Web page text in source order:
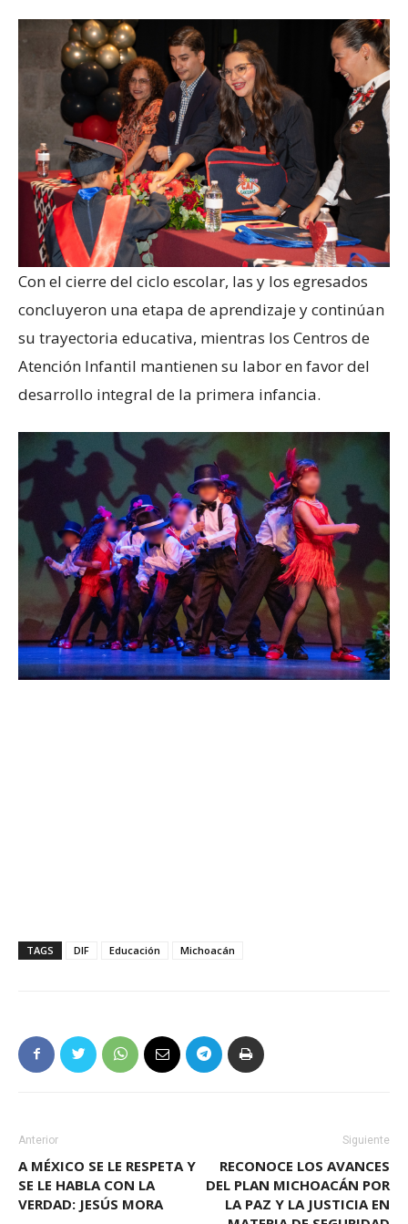
Con el cierre del ciclo escolar, las y los egresados
concluyeron una etapa de aprendizaje y continúan
su trayectoria educativa, mientras los Centros de
Atención Infantil mantienen su labor en favor del
desarrollo integral de la primera infancia.
TAGS DIF Educación Michoacán
Anterior
A MÉXICO SE LE RESPETA Y
SE LE HABLA CON LA
VERDAD: JESÚS MORA
Siguiente
RECONOCE LOS AVANCES
DEL PLAN MICHOACÁN POR
LA PAZ Y LA JUSTICIA EN